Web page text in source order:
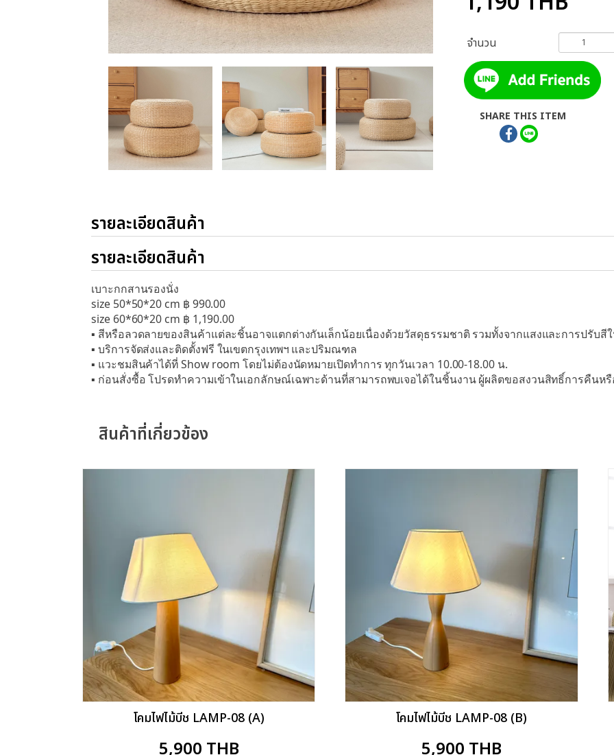
จำนวน
SHARE THIS ITEM
รายละเอียดสินค้า
รายละเอียดสินค้า
เบาะกกสานรองนั่ง
size 50*50*20 cm ฿ 990.00
size 60*60*20 cm ฿ 1,190.00
▪︎ สีหรือลวดลายของสินค้าแต่ละชิ้นอาจแตกต่างกันเล็กน้อยเนื่องด้วยวัสดุธรรมชาติ รวมทั้งจากแสงและการปรับสี
▪︎ บริการจัดส่งและติดตั้งฟรี ในเขตกรุงเทพฯ และปริมณฑล
▪︎ แวะชมสินค้าได้ที่ Show room โดยไม่ต้องนัดหมายเปิดทำการ ทุกวันเวลา 10.00-18.00 น.
▪︎ ก่อนสั่งซื้อ โปรดทำความเข้าในเอกลักษณ์เฉพาะด้านที่สามารถพบเจอได้ในชิ้นงาน ผู้ผลิตขอสงวนสิทธิ์การคืนห
สินค้าที่เกี่ยวข้อง
โคมไฟไม้บีช LAMP-08 (A)
5,900 THB
โคมไฟไม้บีช LAMP-08 (B)
5,900 THB